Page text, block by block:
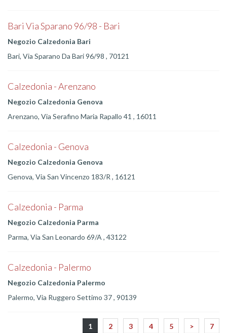
Bari Via Sparano 96/98 - Bari
Negozio Calzedonia Bari
Bari, Via Sparano Da Bari 96/98 , 70121
Calzedonia - Arenzano
Negozio Calzedonia Genova
Arenzano, Via Serafino Maria Rapallo 41 , 16011
Calzedonia - Genova
Negozio Calzedonia Genova
Genova, Via San Vincenzo 183/R , 16121
Calzedonia - Parma
Negozio Calzedonia Parma
Parma, Via San Leonardo 69/A , 43122
Calzedonia - Palermo
Negozio Calzedonia Palermo
Palermo, Via Ruggero Settimo 37 , 90139
1 2 3 4 5 > 7